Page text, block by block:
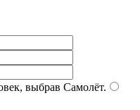
выбрав Самолёт.